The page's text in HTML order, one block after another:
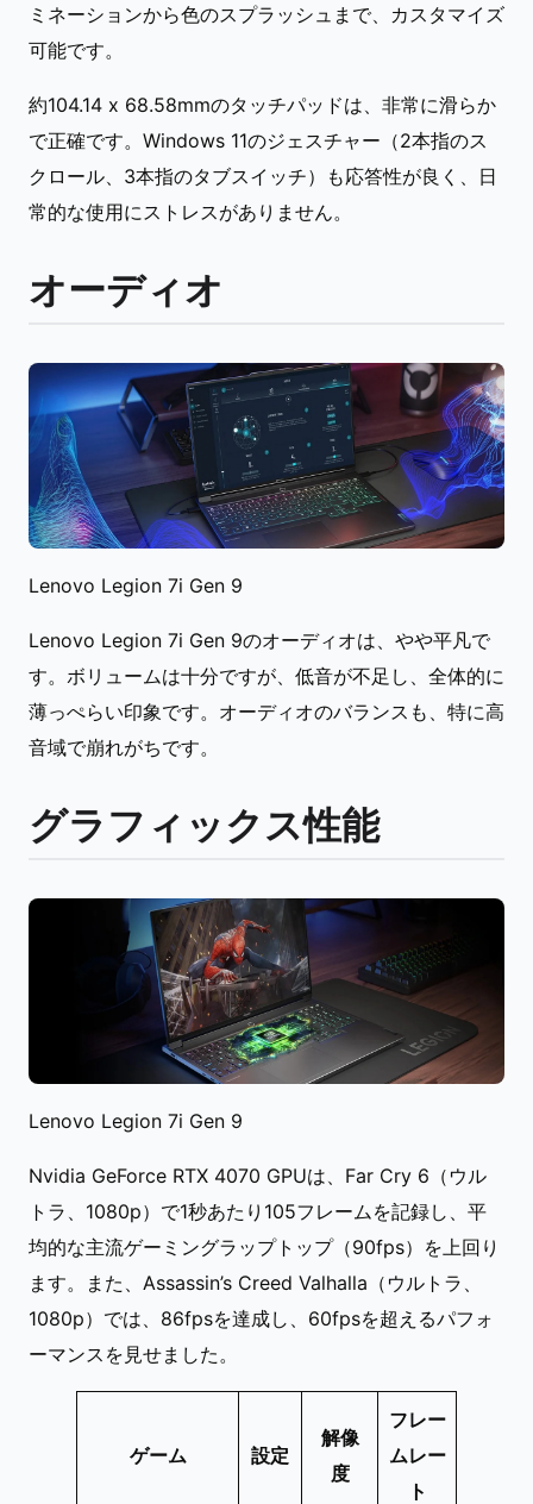
ミネーションから色のスプラッシュまで、カスタマイズ
可能です。
約104.14 x 68.58mmのタッチパッドは、非常に滑らか
で正確です。Windows 11のジェスチャー（2本指のス
クロール、3本指のタブスイッチ）も応答性が良く、日
常的な使用にストレスがありません。
オーディオ
Lenovo Legion 7i Gen 9
Lenovo Legion 7i Gen 9のオーディオは、やや平凡で
す。ボリュームは十分ですが、低音が不足し、全体的に
薄っぺらい印象です。オーディオのバランスも、特に高
音域で崩れがちです。
グラフィックス性能
Lenovo Legion 7i Gen 9
Nvidia GeForce RTX 4070 GPUは、Far Cry 6（ウル
トラ、1080p）で1秒あたり105フレームを記録し、平
均的な主流ゲーミングラップトップ（90fps）を上回り
ます。また、Assassin’s Creed Valhalla（ウルトラ、
1080p）では、86fpsを達成し、60fpsを超えるパフォ
ーマンスを見せました。
ゲーム 設定
解像
度
フレー
ムレー
ト